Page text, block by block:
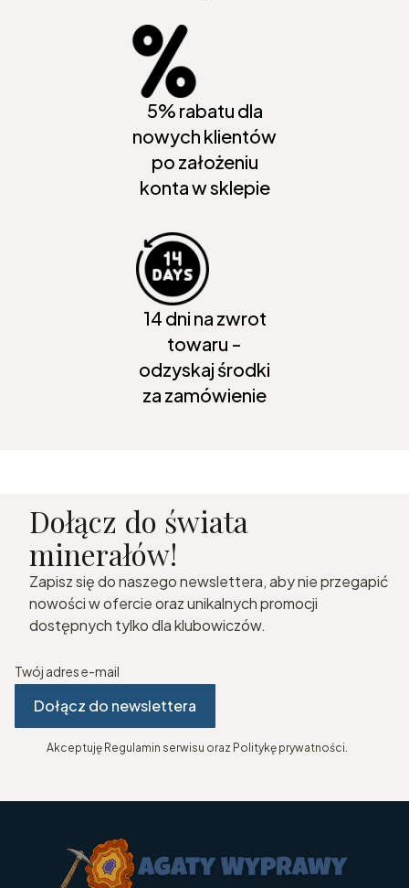
5% rabatu dla
nowych klientów
po założeniu
konta w sklepie
14 dni na zwrot
towaru -
odzyskaj środki
za zamówienie
Dołącz do świata
minerałów!
Zapisz się do naszego newslettera, aby nie przegapić
nowości w ofercie oraz unikalnych promocji
dostępnych tylko dla klubowiczów.
Twój adres e-mail
Dołącz do newslettera
Akceptuję Regulamin serwisu oraz Politykę prywatności.